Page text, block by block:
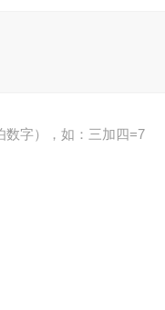
数字），如：三加四=7